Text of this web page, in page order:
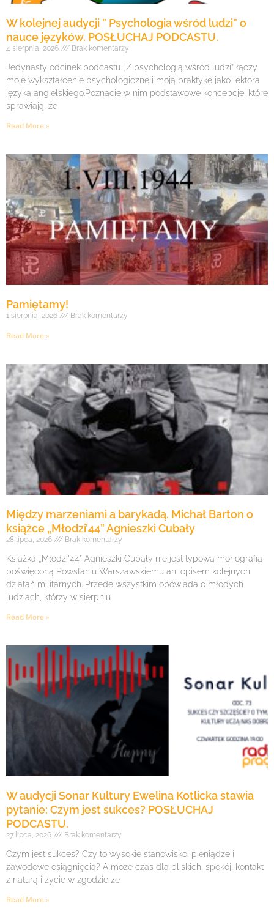
W kolejnej audycji ” Psychologia wśród ludzi” o
nauce języków. POSŁUCHAJ PODCASTU.
4 sierpnia, 2026 Brak komentarzy
Jedynasty odcinek podcastu „Z psychologią wśród ludzi” łączy
moje wykształcenie psychologiczne i moją praktykę jako lektora
języka angielskiego.Poznacie w nim podstawowe koncepcje, które
sprawiają, że
Read More »
Pamiętamy!
1 sierpnia, 2026 Brak komentarzy
Read More »
Między marzeniami a barykadą. Michał Barton o
książce „Młodzi’44” Agnieszki Cubały
28 lipca, 2026 Brak komentarzy
Książka „Młodzi’44” Agnieszki Cubały nie jest typową monografią
poświęconą Powstaniu Warszawskiemu ani opisem kolejnych
działań militarnych. Przede wszystkim opowiada o młodych
ludziach, którzy w sierpniu
Read More »
W audycji Sonar Kultury Ewelina Kotlicka stawia
pytanie: Czym jest sukces? POSŁUCHAJ
PODCASTU.
27 lipca, 2026 Brak komentarzy
Czym jest sukces? Czy to wysokie stanowisko, pieniądze i
zawodowe osiągnięcia? A może czas dla bliskich, spokój, kontakt
z naturą i życie w zgodzie ze
Read More »